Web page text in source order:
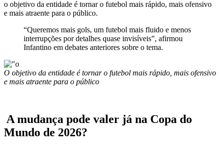
o objetivo da entidade é tornar o futebol mais rápido, mais ofensivo
e mais atraente para o público.
“Queremos mais gols, um futebol mais fluido e menos
interrupções por detalhes quase invisíveis”, afirmou
Infantino em debates anteriores sobre o tema.
O objetivo da entidade é tornar o futebol mais rápido, mais ofensivo
e mais atraente para o público
️ A mudança pode valer já na Copa do
Mundo de 2026?